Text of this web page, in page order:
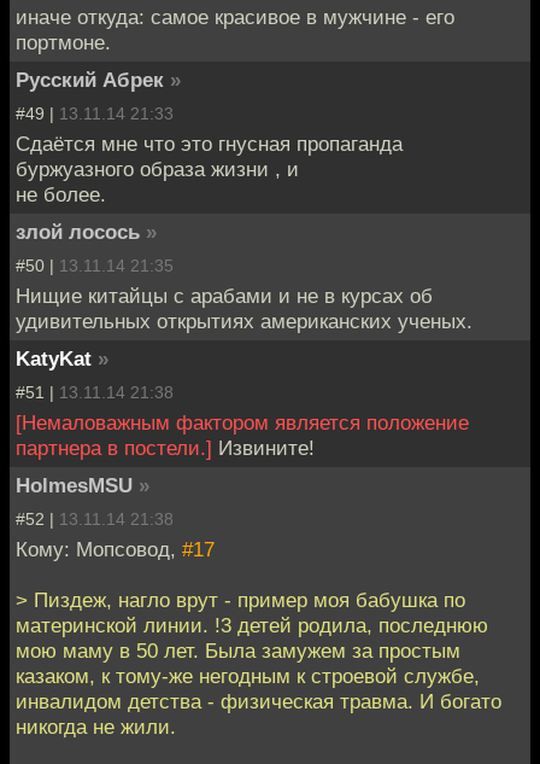
иначе откуда: самое красивое в мужчине - его
портмоне.
Русский Абрек »
#49 | 13.11.14 21:33
Сдаётся мне что это гнусная пропаганда
буржуазного образа жизни , и
не более.
злой лосось »
#50 | 13.11.14 21:35
Нищие китайцы с арабами и не в курсах об
удивительных открытиях американских ученых.
KatyKat »
#51 | 13.11.14 21:38
[Немаловажным фактором является положение
партнера в постели.] Извините!
HolmesMSU »
#52 | 13.11.14 21:38
Кому: Мопсовод, #17
> Пиздеж, нагло врут - пример моя бабушка по
материнской линии. !3 детей родила, последнюю
мою маму в 50 лет. Была замужем за простым
казаком, к тому-же негодным к строевой службе,
инвалидом детства - физическая травма. И богато
никогда не жили.